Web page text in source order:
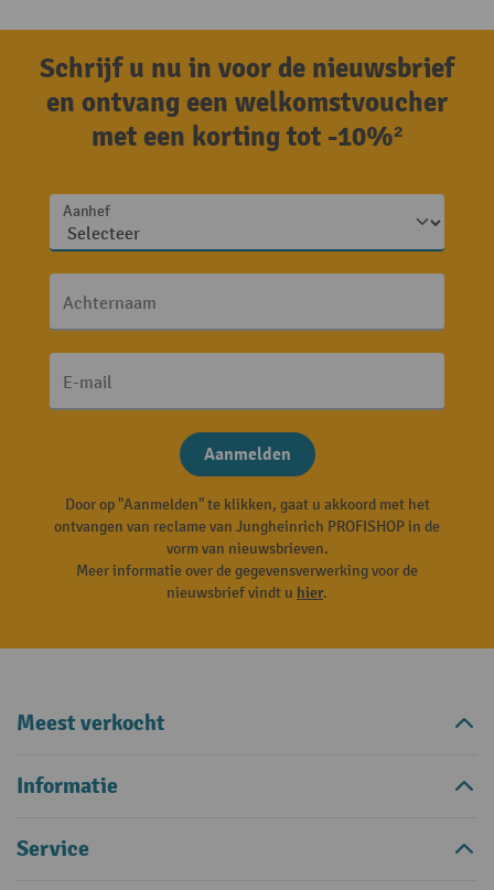
Schrijf u nu in voor de nieuwsbrief
en ontvang een welkomstvoucher
met een korting tot -10%²
Aanhef
Achternaam
E-mail
Aanmelden
Door op "Aanmelden" te klikken, gaat u akkoord met het
ontvangen van reclame van Jungheinrich PROFISHOP in de
vorm van nieuwsbrieven.
Meer informatie over de gegevensverwerking voor de
nieuwsbrief vindt u hier.
Meest verkocht
Informatie
Service